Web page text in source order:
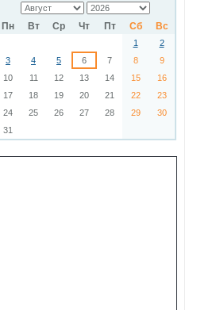
Пн Вт Ср Чт Пт Сб Вс
1
2
3
4 5 6 7 8
9
10
11 12 13 14 15
16
17
18 19 20 21 22
23
24
25 26 27 28 29
30
31